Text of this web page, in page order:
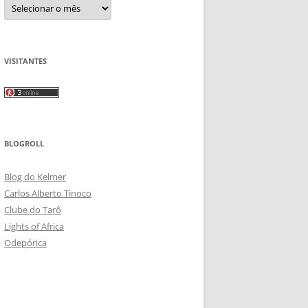
VISITANTES
BLOGROLL
Blog do Kelmer
Carlos Alberto Tinoco
Clube do Tarô
Lights of Africa
Odepórica